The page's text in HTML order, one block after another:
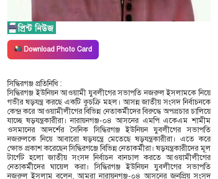
Download Photo Card
সিদ্ধিরগঞ্জ প্রতিনিধি :
সিদ্ধিরগঞ্জ ইউনিয়ন আওয়ামী যুবলীগের সভাপতি নজরুল ইসলামকে নিয়ে
গভীর ষড়যন্ত্র করছে একটি কুচক্রি মহল। আসন্ন জাতীয় সংসদ নির্বাচনকে
কেন্দ্র করে আওয়ামীলীগের বিভিন্ন নেতাকর্মীদের বিরুদ্ধে অপপ্রচার চালিয়ে
যাচ্ছে ষড়যন্ত্রকারীরা। নারায়নগঞ্জ-০৪ আসনের এমপি একেএম শামীম
ওসমানের আদর্শের সৈনিক সিদ্ধিরগঞ্জ ইউনিয়ন যুবলীগের সভাপতি
নজরুলকে নিয়ে আবারো ষড়যন্ত্রে মেতেছে ষড়যন্ত্রকারীরা। এতে করে
ক্ষোভ প্রকাশ করেছেন সিদ্ধিরগঞ্জে বিভিন্ন নেতাকর্মীরা। ষড়যন্ত্রকারীদের মূল
টার্গেট হলো জাতীয় সংসদ নির্বাচন বানচাল করতে আওয়ামীলীগের
নেতাকর্মীদের ঘায়েল করা। সিদ্ধিরগঞ্জ ইউনিয়ন যুবলীগের সভাপতি
নজরুল ইসলাম বলেন, আমরা নারায়নগঞ্জ-০৪ আসনের জনপ্রিয় সংসদ